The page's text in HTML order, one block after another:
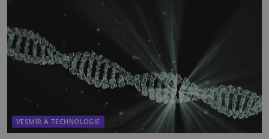
republikou? Pojďme odhalit děsivé okolnosti jejího
příběhu a naději na konečné vyřešení jejího
případu. Na bývalém p
VESMÍR A TECHNOLOGIE